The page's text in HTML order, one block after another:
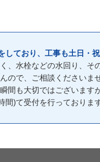
しており、工事も土日・
、水栓などの水回り、そ
ので、ご相談くださいませ
間も大切ではございます
間)て受付を行っておりま